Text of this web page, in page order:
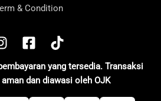
& Condition
yang tersedia. Transaksi
dan diawasi oleh OJK